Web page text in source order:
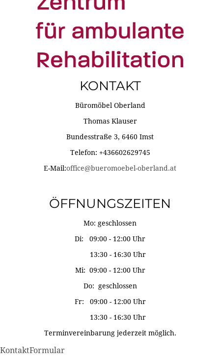
KONTAKT
Büromöbel Oberland
Thomas Klauser
Bundesstraße 3, 6460 Imst
Telefon: +436602629745
E-Mail:office@bueromoebel-oberland.at
ÖFFNUNGSZEITEN
Mo: geschlossen
Di: 09:00 - 12:00 Uhr
13:30 - 16:30 Uhr
Mi: 09:00 - 12:00 Uhr
Do: geschlossen
Fr: 09:00 - 12:00 Uhr
13:30 - 16:30 Uhr
Terminvereinbarung jederzeit möglich.
KontaktFormular